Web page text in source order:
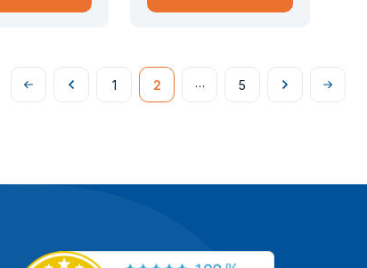
Na
Předchozí
1 2 … 5
Následující
Na